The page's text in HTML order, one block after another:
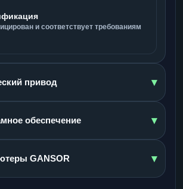
и соответствует требованиям
привод ▾
обеспечение ▾
GANSOR ▾